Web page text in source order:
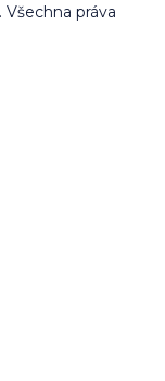
práva